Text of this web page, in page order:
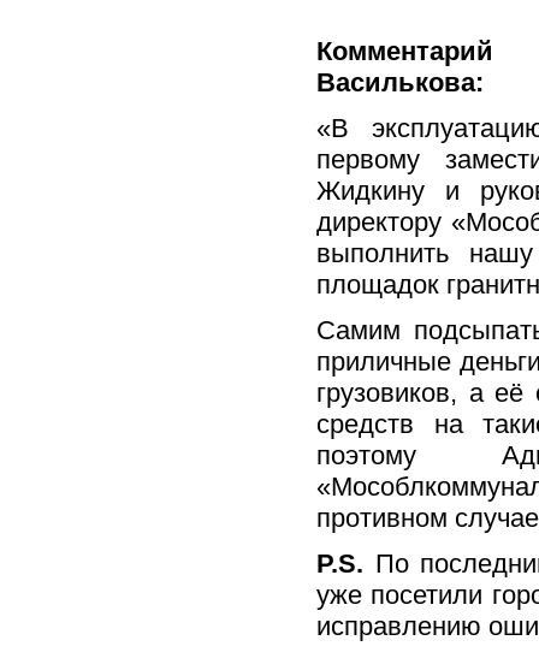
Василькова:
«В
первому
Жидкину и
директору
выполнить
площадок
Самим
приличные
грузовиков, а
средств на
поэтому
противном
P.S. По
уже посетили
исправлению